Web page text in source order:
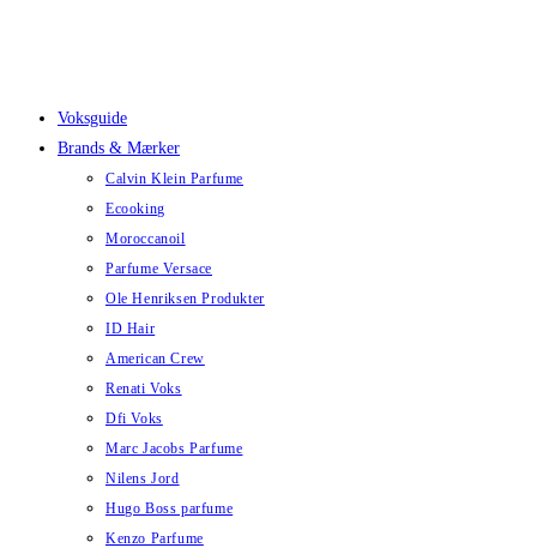
Voksguide
Brands & Mærker
Calvin Klein Parfume
Ecooking
Moroccanoil
Parfume Versace
Ole Henriksen Produkter
ID Hair
American Crew
Renati Voks
Dfi Voks
Marc Jacobs Parfume
Nilens Jord
Hugo Boss parfume
Kenzo Parfume